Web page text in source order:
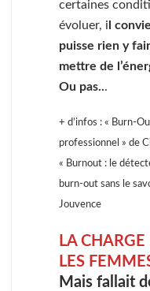
certaines
évoluer, i l
puisse rien y
mettre de
Ou pas...
+ d’infos : « Burn-
professionnel » de
« Burnout : le
burn-out sans le
Jouvence
LA
LES
Mais fallait